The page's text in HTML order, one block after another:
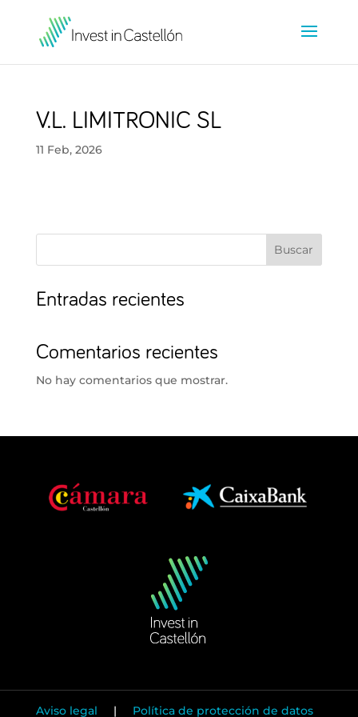
V.L. LIMITRONIC SL
11 Feb, 2026
Buscar
Entradas recientes
Comentarios recientes
No hay comentarios que mostrar.
Aviso legal | Política de protección de datos